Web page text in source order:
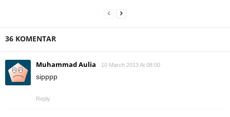
36 KOMENTAR
Muhammad Aulia 10 March 2013 At 08:00
sipppp
Reply